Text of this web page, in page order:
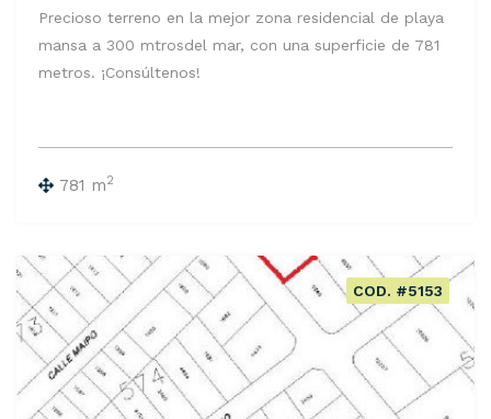
Precioso terreno en la mejor zona residencial de playa
mansa a 300 mtrosdel mar, con una superficie de 781
metros. ¡Consúltenos!
781 m2
COD. #5153